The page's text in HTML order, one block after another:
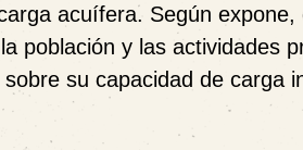
acuífera. Según
población y las actividades
su capacidad de carga